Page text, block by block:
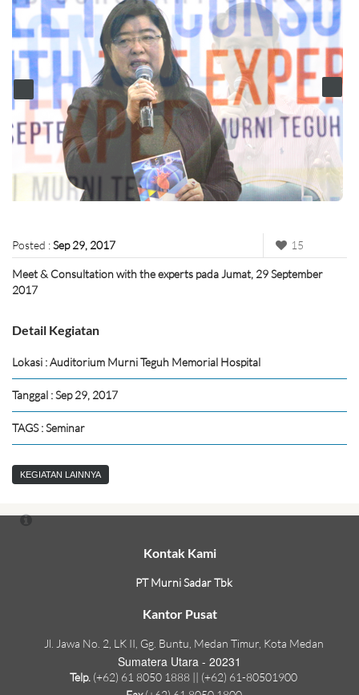
Posted :Sep 29, 2017 15
Meet & Consultation with the experts pada Jumat, 29 September
2017
Detail Kegiatan
Lokasi : Auditorium Murni Teguh Memorial Hospital
Tanggal : Sep 29, 2017
TAGS : Seminar
KEGIATAN LAINNYA
Kontak Kami
PT Murni Sadar Tbk
Kantor Pusat
Jl. Jawa No. 2, LK II, Gg. Buntu, Medan Timur, Kota Medan
Sumatera Utara - 20231
Telp. (+62) 61 8050 1888 || (+62) 61-80501900